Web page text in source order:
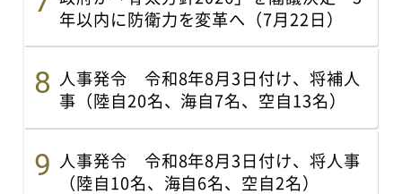
年以内に防衛力を変革へ（7月22日）
人事発令 令和8年8月3日付け、将補人
事（陸自20名、海自7名、空自13名）
人事発令 令和8年8月3日付け、将人事
（陸自10名、海自6名、空自2名）